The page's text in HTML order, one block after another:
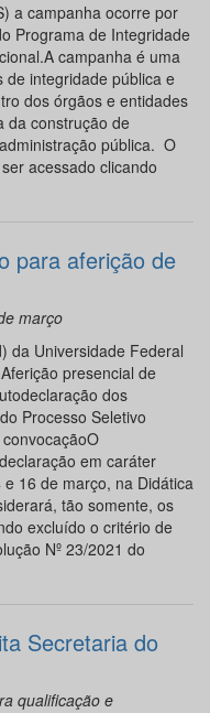
a campanha ocorre por
Programa de Integridade
campanha é uma
integridade pública e
dos órgãos e entidades
da construção de
pública. O
acessado clicando
para aferição de
março
da Universidade Federal
presencial de
dos
Processo Seletivo
em caráter
16 de março, na Didática
tão somente, os
excluído o critério de
Nº 23/2021 do
Secretaria do
qualificação e